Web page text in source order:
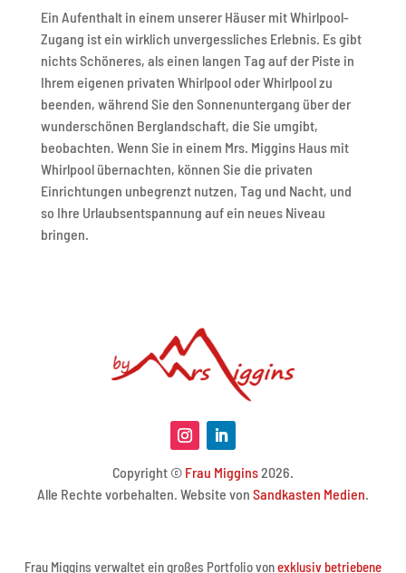
Ein Aufenthalt in einem unserer Häuser mit Whirlpool-
Zugang ist ein wirklich unvergessliches Erlebnis. Es gibt
nichts Schöneres, als einen langen Tag auf der Piste in
Ihrem eigenen privaten Whirlpool oder Whirlpool zu
beenden, während Sie den Sonnenuntergang über der
wunderschönen Berglandschaft, die Sie umgibt,
beobachten. Wenn Sie in einem Mrs. Miggins Haus mit
Whirlpool übernachten, können Sie die privaten
Einrichtungen unbegrenzt nutzen, Tag und Nacht, und
so Ihre Urlaubsentspannung auf ein neues Niveau
bringen.
Copyright © Frau Miggins2026.
Alle Rechte vorbehalten. Website von Sandkasten Medien.
Frau Miggins verwaltet ein großes Portfolio vonexklusiv betriebene